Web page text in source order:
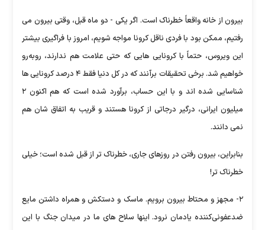
بیرون از خانه واقعاً خطرناک است. اگر یکی - دو ماه قبل، وقتی بیرون می
رفتیم، ممکن بود با فردی ناقل کرونا مواجه شویم، امروز با فراگیری بیشتر
این ویروس، حتماً با کرونایی هایی که حتی علامت هم ندارند، روبه‌رو
خواهیم شد. برخی تحقیقات برآنند که در کل دنیا فقط ۴ درصد کرونایی ها
شناسایی شده اند و با این حساب، برآورد شده است که هم اکنون ۲
میلیون ایرانی، درگیر درجاتی از کرونا هستند و قریب به اتفاق شان هم
نمی دانند.
بنابراین، بیرون رفتن در روزهای جاری، خطرناک تر از قبل شده است؛ خیلی
خطرناک تر!
۲- مجهز و محتاط بیرون برویم. ماسک و دستکش و همراه داشتن مایع
ضدعفونی‌کننده یادمان نرود. اینها سلاح های ما در میدان جنگ با این